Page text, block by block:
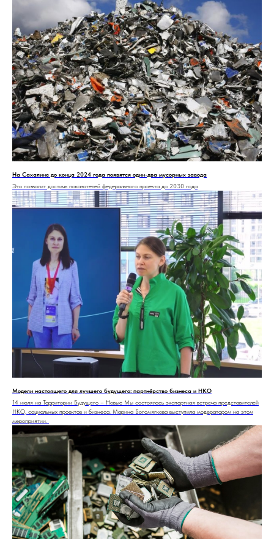
На Сахалине до конца 2024 года появятся один-два мусорных завода
Это позволит достичь показателей федерального проекта до 2030 года
Модели настоящего для лучшего будущего: партнёрство бизнеса и НКО
14 июля на Территории Будущего – Новые Мы состоялась экспертная встреча представителей
НКО, социальных проектов и бизнеса. Марина Богомягкова выступила модератором на этом
мероприятии.